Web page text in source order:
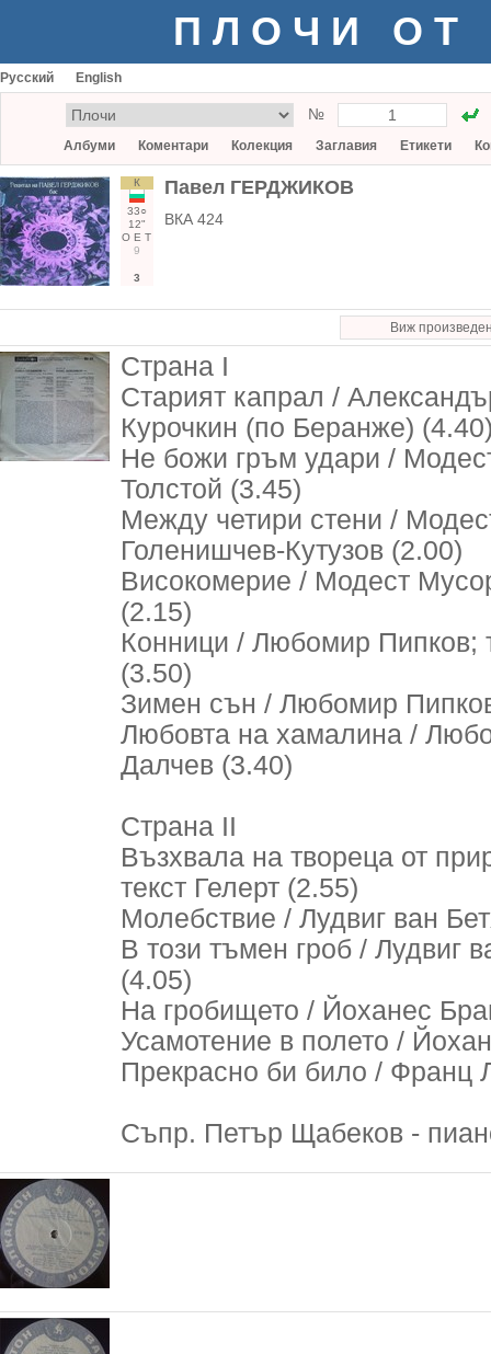
ПЛОЧИ ОТ
Русский English
№
Албуми Коментари Колекция Заглавия Етикети
К
33○
12"
О Е Т
9
3
Павел ГЕРДЖИКОВ
ВКА 424
Виж
Страна I
Старият капрал /
Курочкин (по Беранже)
Не божи гръм удари /
Толстой (3.45)
Между четири стени /
Голенишчев-Кутузов (2.00)
Високомерие / Модест
(2.15)
Конници / Любомир Пипков;
(3.50)
Зимен сън / Любомир
Любовта на хамалина /
Далчев (3.40)
Страна II
Възхвала на твореца от
текст Гелерт (2.55)
Молебствие / Лудвиг ван
В този тъмен гроб / Лудвиг
(4.05)
На гробището / Йоханес
Усамотение в полето /
Прекрасно би било / Франц
Съпр. Петър Щабеков -